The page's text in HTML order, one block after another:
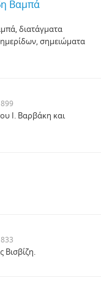
Βαμπά
διατάγματα
σημειώματα
Ι. Βαρβάκη και
Βισβίζη.